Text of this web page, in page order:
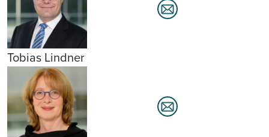
Tobias Lindner